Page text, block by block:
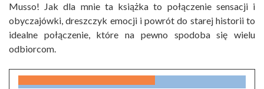
Musso! Jak dla mnie ta książka to połączenie sensacji i
obyczajówki, dreszczyk emocji i powrót do starej historii to
idealne połączenie, które na pewno spodoba się wielu
odbiorcom.